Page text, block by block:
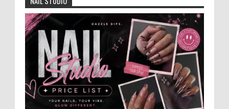
dari Desa
BLORA - Menteri Koordinator Bidang
Pangan RI Zulkifli Hasan menegaskan bahwa Satuan
Pelayanan Pemenuhan Gizi (SPPG) pelaksana Program
Makan ...
Pemilik Lahan Safi'i Dilaporkan Pencurian
dan Pengrusakan